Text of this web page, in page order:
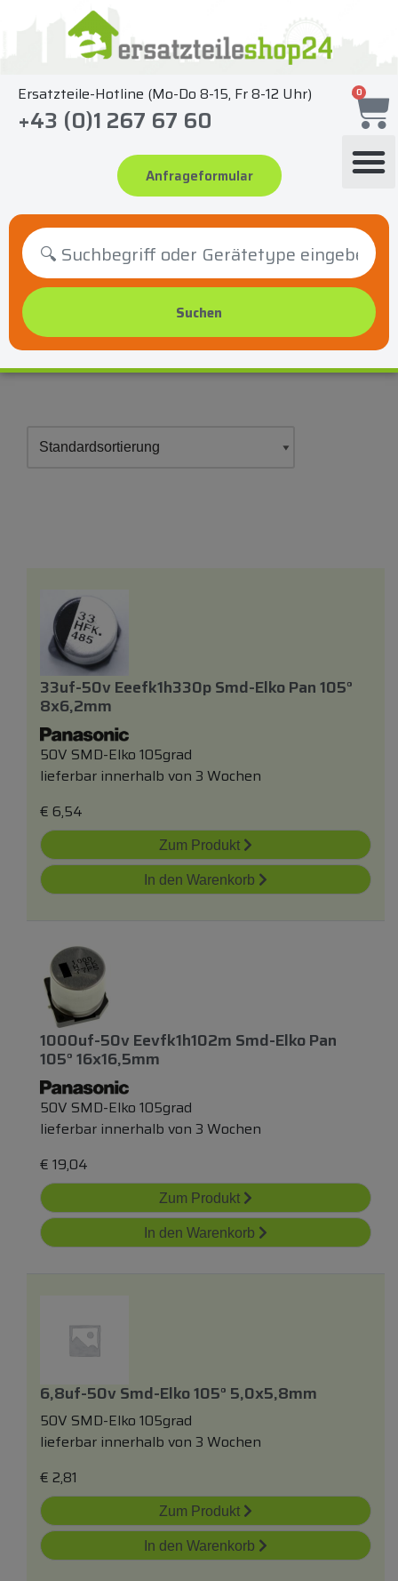
springen
Ersatzteile-Hotline (Mo-Do 8-15, Fr 8-12 Uhr)
+43 (0)1 267 67 60
Anfrageformular
0
33uf-50v Eeefk1h330p Smd-Elko Pan 105°
8x6,2mm
50V SMD-Elko 105grad
lieferbar innerhalb von 3 Wochen
€ 6,54
Zum Produkt
In den Warenkorb
1000uf-50v Eevfk1h102m Smd-Elko Pan
105° 16x16,5mm
50V SMD-Elko 105grad
lieferbar innerhalb von 3 Wochen
€ 19,04
Zum Produkt
In den Warenkorb
6,8uf-50v Smd-Elko 105° 5,0x5,8mm
50V SMD-Elko 105grad
lieferbar innerhalb von 3 Wochen
€ 2,81
Zum Produkt
In den Warenkorb